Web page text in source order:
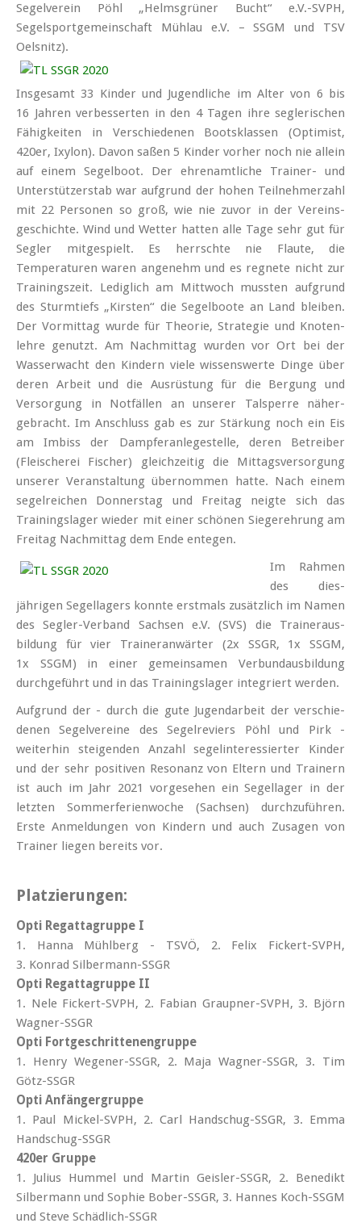
Segelverein Pöhl „Helmsgrüner Bucht“ e.V.-SVPH,
Segelsportgemeinschaft Mühlau e.V. – SSGM und TSV
Oelsnitz).
Insgesamt 33 Kinder und Jugendliche im Alter von 6 bis
16 Jahren verbesserten in den 4 Tagen ihre seglerischen
Fähig­keiten in Verschiedenen Boots­klassen (Optimist,
420er, Ixylon). Davon saßen 5 Kinder vorher noch nie allein
auf einem Segelboot. Der ehren­amtliche Trainer- und
Unter­stützer­stab war aufgrund der hohen Teil­nehmer­zahl
mit 22 Personen so groß, wie nie zuvor in der Vereins­
geschichte. Wind und Wetter hatten alle Tage sehr gut für
Segler mitgespielt. Es herrschte nie Flaute, die
Temperaturen waren angenehm und es regnete nicht zur
Trainings­zeit. Lediglich am Mittwoch mussten aufgrund
des Sturmtiefs „Kirsten“ die Segelboote an Land bleiben.
Der Vormittag wurde für Theorie, Strategie und Knoten­
lehre genutzt. Am Nachmittag wurden vor Ort bei der
Wasserwacht den Kindern viele wissenswerte Dinge über
deren Arbeit und die Ausrüstung für die Bergung und
Versorgung in Notfällen an unserer Talsperre näher­
gebracht. Im Anschluss gab es zur Stärkung noch ein Eis
am Imbiss der Dampfer­anlege­stelle, deren Betreiber
(Fleischerei Fischer) gleichzeitig die Mittags­ver­sorgung
unserer Veranstaltung übernommen hatte. Nach einem
segelreichen Donnerstag und Freitag neigte sich das
Trainings­lager wieder mit einer schönen Sieger­ehrung am
Freitag Nachmittag dem Ende entegen.
Im Rahmen
des dies­
jährigen Segel­lagers konnte erstmals zusätzlich im Namen
des Seg­ler-Ver­band Sachsen e.V. (SVS) die Trainer­aus­
bildung für vier Trainer­anwärter (2x SSGR, 1x SSGM,
1x SSGM) in einer gemein­samen Verbund­ausbildung
durch­ge­führt und in das Trainings­lager inte­griert werden.
Aufgrund der - durch die gute Jugend­arbeit der verschie­
denen Segel­vereine des Segel­reviers Pöhl und Pirk -
weiterhin steigenden Anzahl segelinteressierter Kinder
und der sehr positiven Resonanz von Eltern und Trainern
ist auch im Jahr 2021 vorgesehen ein Segellager in der
letzten Sommer­ferien­woche (Sachsen) durch­zu­führen.
Erste Anmeldungen von Kindern und auch Zusagen von
Trainer liegen bereits vor.
Platzierungen:
Opti Regattagruppe I
1. Hanna Mühlberg - TSVÖ, 2. Felix Fickert-SVPH,
3. Konrad Silbermann-SSGR
Opti Regattagruppe II
1. Nele Fickert-SVPH, 2. Fabian Graupner-SVPH, 3. Björn
Wagner-SSGR
Opti Fortgeschrittenengruppe
1. Henry Wegener-SSGR, 2. Maja Wagner-SSGR, 3. Tim
Götz-SSGR
Opti Anfängergruppe
1. Paul Mickel-SVPH, 2. Carl Handschug-SSGR, 3. Emma
Handschug-SSGR
420er Gruppe
1. Julius Hummel und Martin Geisler-SSGR, 2. Benedikt
Silbermann und Sophie Bober-SSGR, 3. Hannes Koch-SSGM
und Steve Schädlich-SSGR